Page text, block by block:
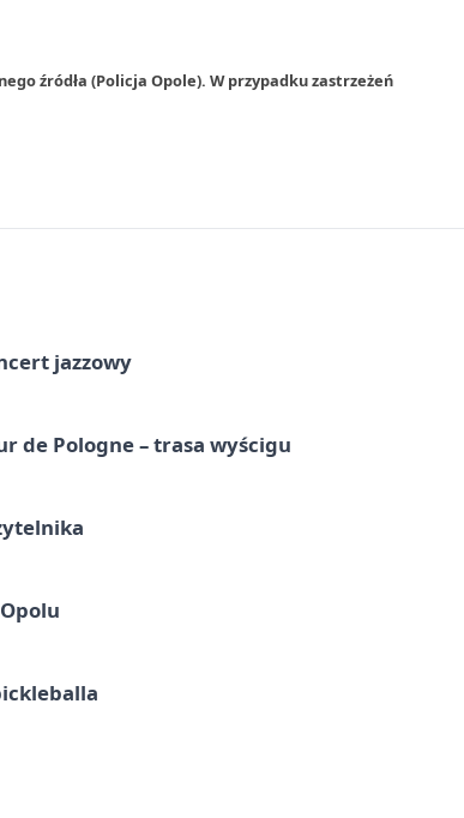
źródła (Policja Opole). W przypadku zastrzeżeń
jazzowy
de Pologne – trasa wyścigu